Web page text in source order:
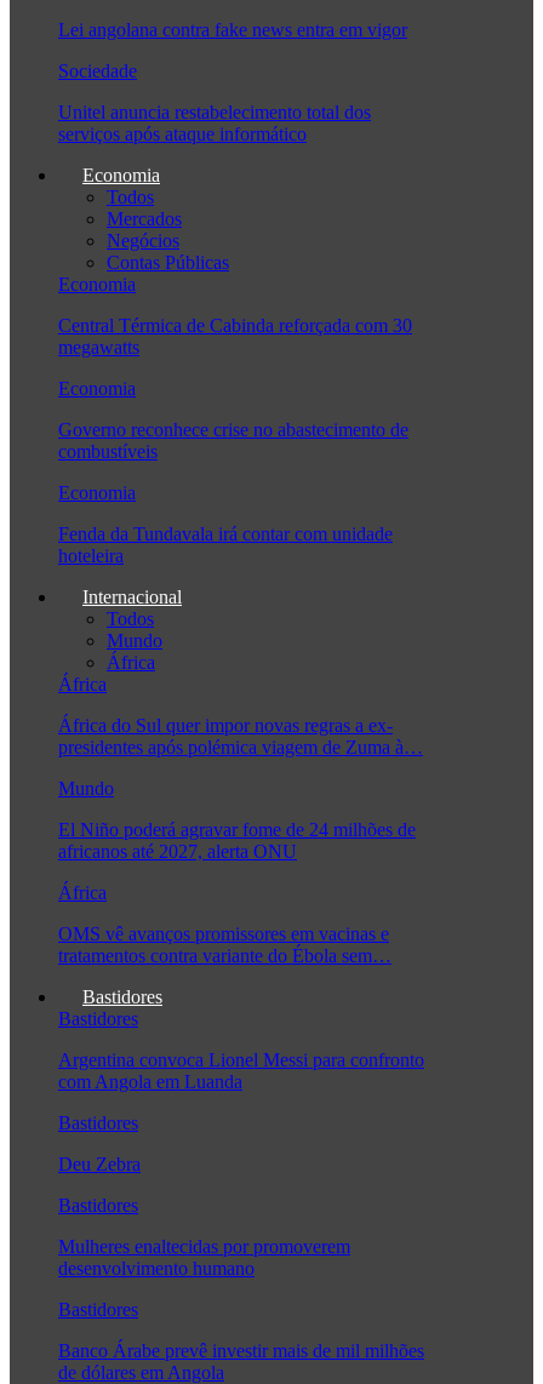
Lei angolana contra fake news entra em vigor
Sociedade
Unitel anuncia restabelecimento total dos
serviços após ataque informático
Economia
Todos
Mercados
Negócios
Contas Públicas
Economia
Central Térmica de Cabinda reforçada com 30
megawatts
Economia
Governo reconhece crise no abastecimento de
combustíveis
Economia
Fenda da Tundavala irá contar com unidade
hoteleira
Internacional
Todos
Mundo
África
África
África do Sul quer impor novas regras a ex-
presidentes após polémica viagem de Zuma à…
Mundo
El Niño poderá agravar fome de 24 milhões de
africanos até 2027, alerta ONU
África
OMS vê avanços promissores em vacinas e
tratamentos contra variante do Ébola sem…
Bastidores
Bastidores
Argentina convoca Lionel Messi para confronto
com Angola em Luanda
Bastidores
Deu Zebra
Bastidores
Mulheres enaltecidas por promoverem
desenvolvimento humano
Bastidores
Banco Árabe prevê investir mais de mil milhões
de dólares em Angola